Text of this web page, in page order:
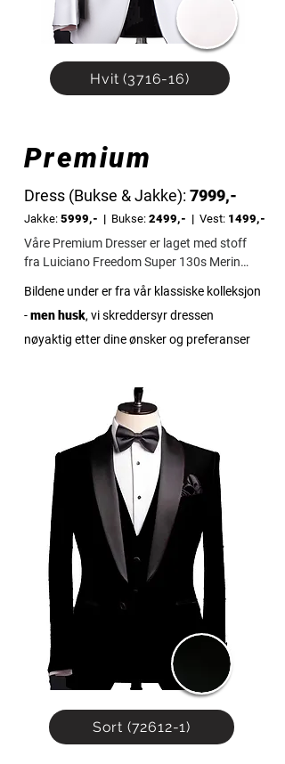
Hvit (3716-16)
Premium
Dress (Bukse & Jakke): 7999,-
Jakke: 5999,- | Bukse: 2499,- | Vest: 1499,-
Våre Premium Dresser er laget med stoff
fra Luiciano Freedom Super 130s Merino
eksklusive ullkvaliteter.
Super 130s refererer til tykkelsen på
til denne klassen. Dette gir stoffet en
silkemyk og luksuriøs overflate som er
både lett og elegant. Ullens opprinnelse
fra de australske høylandene sikrer
optimal pusteevne og
temperaturregulering, noe som gjør den
ideell for bruk året rundt.
Stoffet er vevd med 2 % lycra, som tilfører:
Stretch: For bedre komfort og naturlig
bevegelighet, spesielt i konturformede
Anti-rynke effekt: Stoffet holder seg glatt
og presentabelt hele dagen.
Luiciano Freedom-kolleksjonen er spesielt
utviklet for skreddersydde plagg og gir en
uovertruffen kombinasjon av presisjon,
Bildene under er fra vår klassiske kolleksjon
-men husk, vi skreddersyr dressen
nøyaktig etter dine ønsker og preferanser
Sort (72612-1)